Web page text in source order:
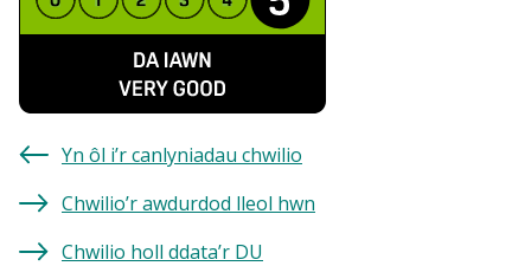
Yn ôl i’r canlyniadau chwilio
Chwilio’r awdurdod lleol hwn
Chwilio holl ddata’r DU